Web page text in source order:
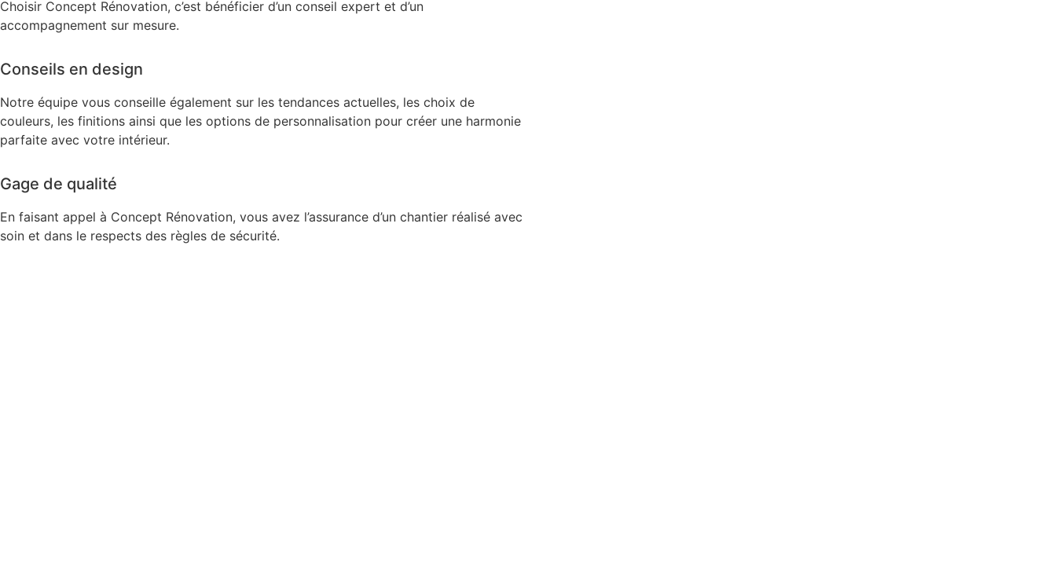
Choisir Concept Rénovation, c’est bénéficier d’un conseil expert et d’un
accompagnement sur mesure.
Conseils en design
Notre équipe vous conseille également sur les tendances actuelles, les choix de
couleurs, les finitions ainsi que les options de personnalisation pour créer une harmonie
parfaite avec votre intérieur.
Gage de qualité
En faisant appel à Concept Rénovation, vous avez l’assurance d’un chantier réalisé avec
soin et dans le respects des règles de sécurité.